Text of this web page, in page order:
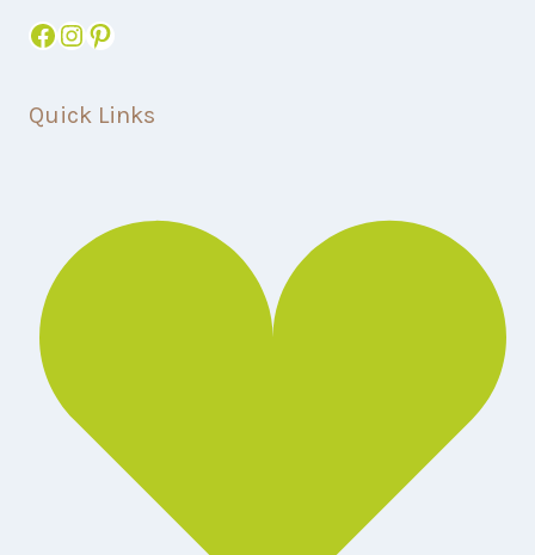
Facebook
Instagram
Pinterest
Quick Links